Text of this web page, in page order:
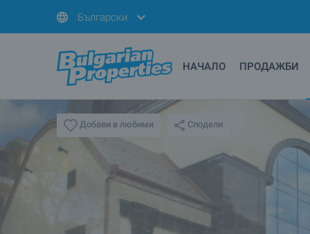
Български
НАЧАЛО ПРОДАЖБИ
Добави в любими Сподели